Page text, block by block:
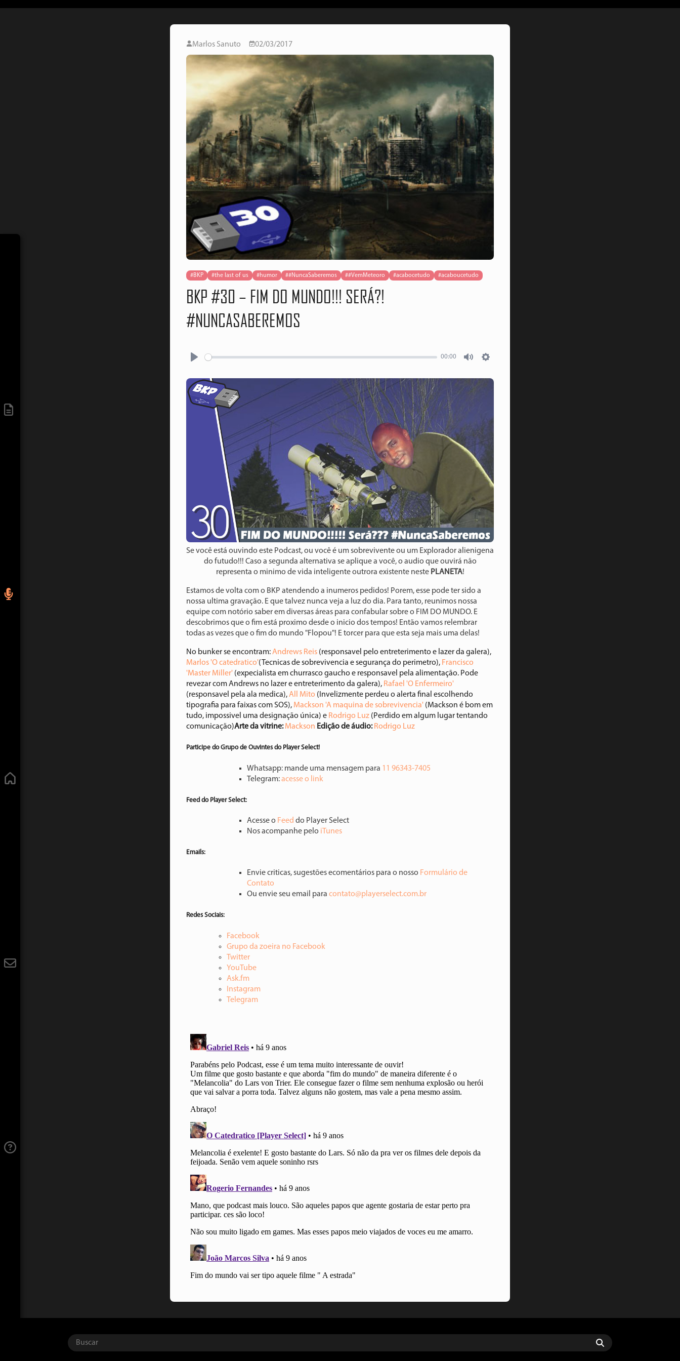
Marlos Sanuto 02/03/2017
#BKP #the last of us #humor ##NuncaSaberemos ##VemMeteoro #acabocetudo #acaboucetudo
BKP #30 – FIM DO MUNDO!!! SERÁ?!
#NUNCASABEREMOS
00:00
Se você está ouvindo este Podcast, ou você é um sobrevivente ou um Explorador alienigena
do futudo!!! Caso a segunda alternativa se aplique a você, o audio que ouvirá não
representa o minimo de vida inteligente outrora existente neste PLANETA!
Estamos de volta com o BKP atendendo a inumeros pedidos! Porem, esse pode ter sido a
nossa ultima gravação. E que talvez nunca veja a luz do dia. Para tanto, reunimos nossa
equipe com notório saber em diversas áreas para confabular sobre o FIM DO MUNDO. E
descobrimos que o fim está proximo desde o inicio dos tempos! Então vamos relembrar
todas as vezes que o fim do mundo "Flopou"! E torcer para que esta seja mais uma delas!
No bunker se encontram:Andrews Reis (responsavel pelo entreterimento e lazer da galera),
Marlos 'O catedratico'(Tecnicas de sobrevivencia e segurança do perimetro), Francisco
'Master Miller' (expecialista em churrasco gaucho e responsavel pela alimentação. Pode
revezar com Andrews no lazer e entreterimento da galera), Rafael 'O Enfermeiro'
(responsavel pela ala medica),All Mito (Invelizmente perdeu o alerta final escolhendo
tipografia para faixas com SOS), Mackson 'A maquina de sobrevivencia' (Mackson é bom em
tudo, impossivel uma designação única) e Rodrigo Luz (Perdido em algum lugar tentando
comunicação)Arte da vitrine:Mackson Edição de áudio:Rodrigo Luz
Participe do Grupo de Ouvintes do Player Select!
Whatsapp: mande uma mensagem para 11 96343-7405
Telegram:acesse o link
Feed do Player Select:
Acesse o Feed do Player Select
Nos acompanhe pelo iTunes
Emails:
Envie criticas, sugestões ecomentários para o nosso Formulário de
Contato
Ou envie seu email para contato@playerselect.com.br
Redes Sociais:
Facebook
Grupo da zoeira no Facebook
Twitter
YouTube
Ask.fm
Instagram
Telegram